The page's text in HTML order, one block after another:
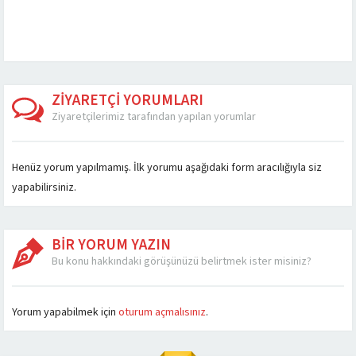
ZİYARETÇİ YORUMLARI
Ziyaretçilerimiz tarafından yapılan yorumlar
Henüz yorum yapılmamış. İlk yorumu aşağıdaki form aracılığıyla siz
yapabilirsiniz.
BİR YORUM YAZIN
Bu konu hakkındaki görüşünüzü belirtmek ister misiniz?
Yorum yapabilmek için oturum açmalısınız.